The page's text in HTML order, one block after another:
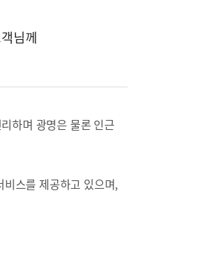
님께
하며 광명은 물론 인근
스를 제공하고 있으며,